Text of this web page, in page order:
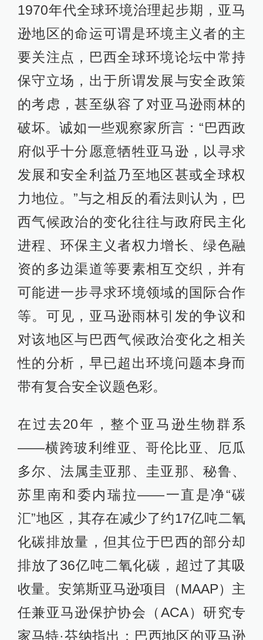
1970年代全球环境治理起步期，亚马
逊地区的命运可谓是环境主义者的主
要关注点，巴西全球环境论坛中常持
保守立场，出于所谓发展与安全政策
的考虑，甚至纵容了对亚马逊雨林的
破坏。诚如一些观察家所言：“巴西政
府似乎十分愿意牺牲亚马逊，以寻求
发展和安全利益乃至地区甚或全球权
力地位。”与之相反的看法则认为，巴
西气候政治的变化往往与政府民主化
进程、环保主义者权力增长、绿色融
资的多边渠道等要素相互交织，并有
可能进一步寻求环境领域的国际合作
等。可见，亚马逊雨林引发的争议和
对该地区与巴西气候政治变化之相关
性的分析，早已超出环境问题本身而
带有复合安全议题色彩。
在过去20年，整个亚马逊生物群系
——横跨玻利维亚、哥伦比亚、厄瓜
多尔、法属圭亚那、圭亚那、秘鲁、
苏里南和委内瑞拉——一直是净“碳
汇”地区，其存在减少了约17亿吨二氧
化碳排放量，但其位于巴西的部分却
排放了36亿吨二氧化碳，超过了其吸
收量。安第斯亚马逊项目（MAAP）主
任兼亚马逊保护协会（ACA）研究专
家马特·芬纳指出：巴西地区的亚马逊